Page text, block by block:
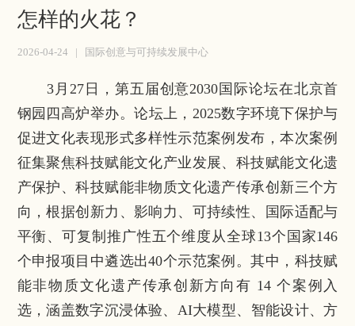
怎样的火花？
2026-04-24 国际创意与可持续发展中心
3月27日，第五届创意2030国际论坛在北京首
钢园四高炉举办。论坛上，2025数字环境下保护与
促进文化表现形式多样性示范案例发布，本次案例
征集聚焦科技赋能文化产业发展、科技赋能文化遗
产保护、科技赋能非物质文化遗产传承创新三个方
向，根据创新力、影响力、可持续性、国际适配与
平衡、可复制推广性五个维度从全球13个国家146
个申报项目中遴选出40个示范案例。其中，科技赋
能非物质文化遗产传承创新方向有 14 个案例入
选，涵盖数字沉浸体验、AI大模型、智能设计、方